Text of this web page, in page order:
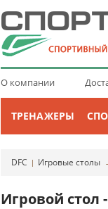
О компании
ТРЕНАЖЕРЫ
DFC | Игровые столы
Игровой стол